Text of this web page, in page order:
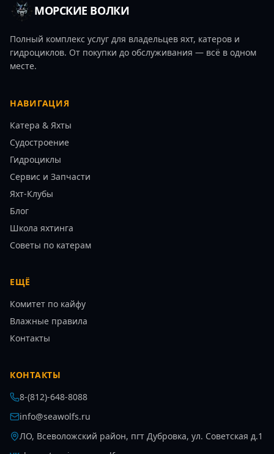
МОРСКИЕ ВОЛКИ
Полный комплекс услуг для владельцев яхт, катеров и
гидроциклов. От покупки до обслуживания — всё в одном
месте.
НАВИГАЦИЯ
Катера & Яхты
Судостроение
Гидроциклы
Сервис и Запчасти
Яхт-Клубы
Блог
Школа яхтинга
Советы по катерам
ЕЩЁ
Комитет по кайфу
Влажные правила
Контакты
КОНТАКТЫ
8-(812)-648-8088
info@seawolfs.ru
ЛО, Всеволожский район, пгт Дубровка, ул. Советская д.1